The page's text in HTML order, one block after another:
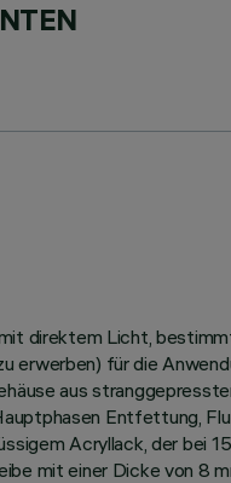
direktem Licht,
für die
aus
Entfettung,
Acryllack, der bei
mit einer Dicke von